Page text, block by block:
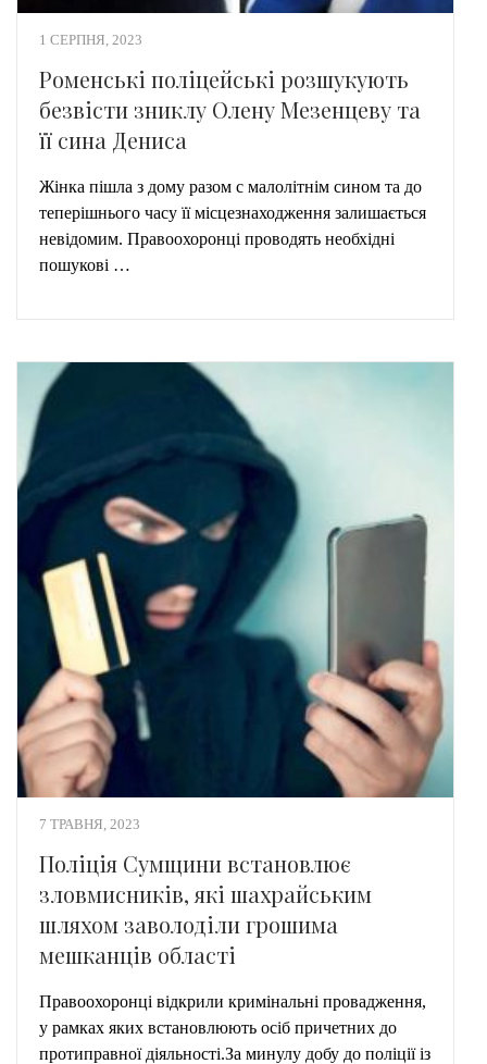
1 СЕРПНЯ, 2023
Роменські поліцейські розшукують
безвісти зниклу Олену Мезенцеву та
її сина Дениса
Жінка пішла з дому разом с малолітнім сином та до
теперішнього часу її місцезнаходження залишається
невідомим. Правоохоронці проводять необхідні
пошукові …
7 ТРАВНЯ, 2023
Поліція Сумщини встановлює
зловмисників, які шахрайським
шляхом заволоділи грошима
мешканців області
Правоохоронці відкрили кримінальні провадження,
у рамках яких встановлюють осіб причетних до
протиправної діяльності.За минулу добу до поліції із